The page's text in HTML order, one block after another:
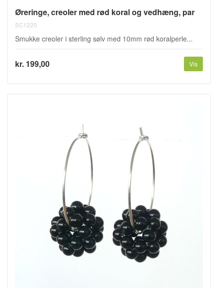
Øreringe, creoler med rød koral og vedhæng, par
SC1220
Smukke creoler i sterling sølv med 10mm rød koralperle...
kr. 199,00 Vis